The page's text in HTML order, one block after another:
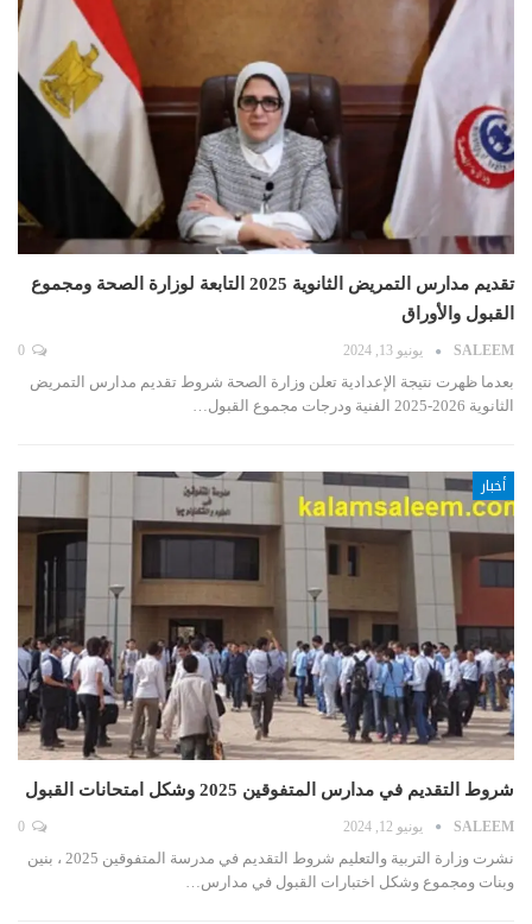
تقديم مدارس التمريض الثانوية 2025 التابعة لوزارة الصحة ومجموع
القبول والأوراق
SALEEM يونيو 13, 2024
بعدما ظهرت نتيجة الإعدادية تعلن وزارة الصحة شروط تقديم مدارس التمريض
الثانوية 2026-2025 الفنية ودرجات مجموع القبول…
أخبار
شروط التقديم في مدارس المتفوقين 2025 وشكل امتحانات القبول
SALEEM يونيو 12, 2024
نشرت وزارة التربية والتعليم شروط التقديم في مدرسة المتفوقين 2025 ، بنين
وبنات ومجموع وشكل اختبارات القبول في مدارس…